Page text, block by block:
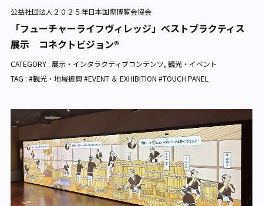
公益社団法人２０２５年日本国際博覧会協会
「フューチャーライフヴィレッジ」ベストプラクティス
展示 コネクトビジョン®
CATEGORY : 展示・インタラクティブコンテンツ, 観光・イベント
TAG : #観光・地域振興 #EVENT ＆ EXHIBITION #TOUCH PANEL